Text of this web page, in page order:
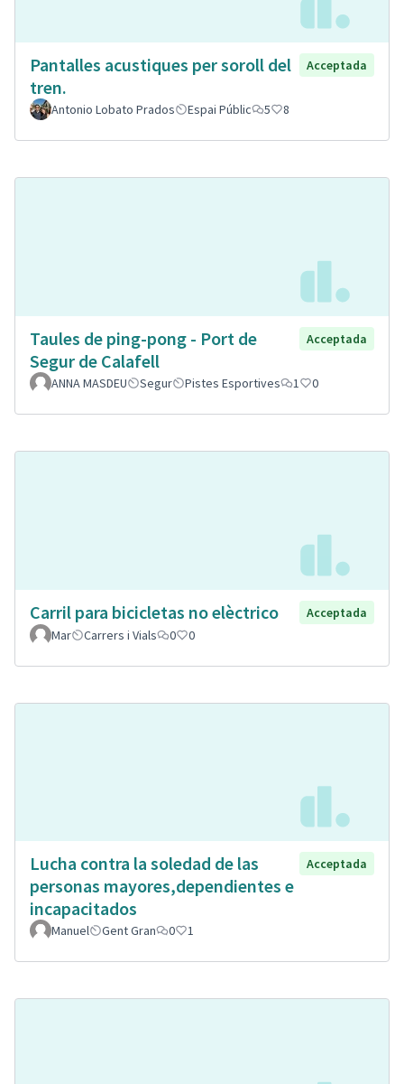
Pantalles acustiques per soroll del
tren.
Acceptada
Antonio Lobato Prados Espai Públic 5 8
Taules de ping-pong - Port de
Segur de Calafell
Acceptada
ANNA MASDEU Segur Pistes Esportives 1 0
Carril para bicicletas no elèctrico
Acceptada
Mar
Carrers i Vials 0 0
Lucha contra la soledad de las
personas mayores,dependientes e
incapacitados
Acceptada
Manuel Gent Gran 0 1